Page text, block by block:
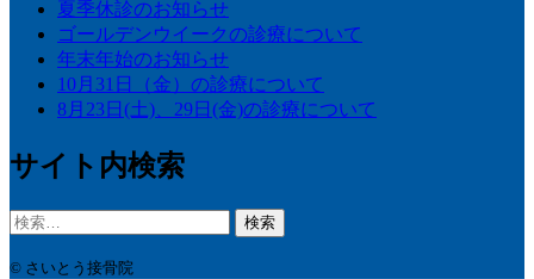
夏季休診のお知らせ
ゴールデンウイークの診療について
年末年始のお知らせ
10月31日（金）の診療について
8月23日(土)、29日(金)の診療について
サイト内検索
検
© さいとう接骨院